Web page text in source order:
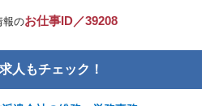
のお仕事ID／39208
人もチェック！